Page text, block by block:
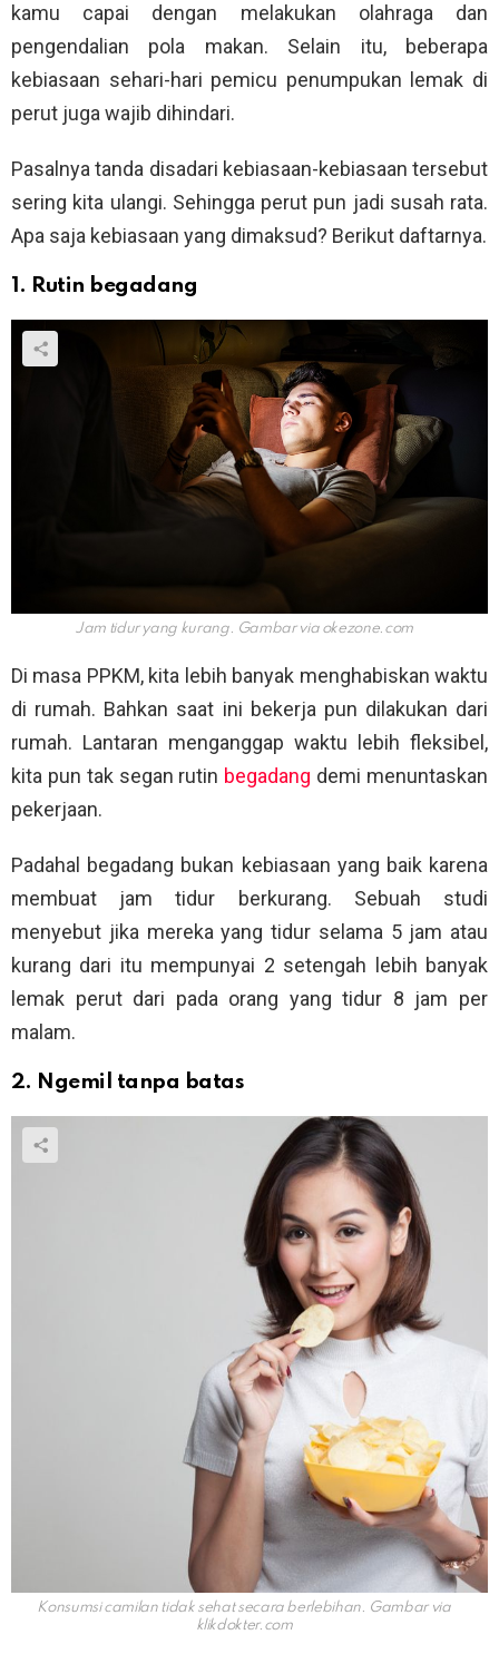
kamu capai dengan melakukan olahraga dan
pengendalian pola makan. Selain itu, beberapa
kebiasaan sehari-hari pemicu penumpukan lemak di
perut juga wajib dihindari.
Pasalnya tanda disadari kebiasaan-kebiasaan tersebut
sering kita ulangi. Sehingga perut pun jadi susah rata.
Apa saja kebiasaan yang dimaksud? Berikut daftarnya.
1. Rutin begadang
Jam tidur yang kurang. Gambar via okezone.com
Di masa PPKM, kita lebih banyak menghabiskan waktu
di rumah. Bahkan saat ini bekerja pun dilakukan dari
rumah. Lantaran menganggap waktu lebih fleksibel,
kita pun tak segan rutin begadang demi menuntaskan
pekerjaan.
Padahal begadang bukan kebiasaan yang baik karena
membuat jam tidur berkurang. Sebuah studi
menyebut jika mereka yang tidur selama 5 jam atau
kurang dari itu mempunyai 2 setengah lebih banyak
lemak perut dari pada orang yang tidur 8 jam per
malam.
2. Ngemil tanpa batas
Konsumsi camilan tidak sehat secara berlebihan. Gambar via
klikdokter.com